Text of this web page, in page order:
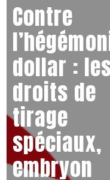
Contre
dollar :
droits de
tirage
spéciaux,
embryon